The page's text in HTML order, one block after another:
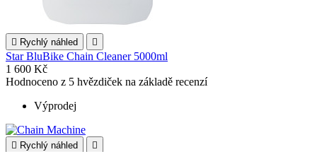
 Rychlý náhled 
Star BluBike Chain Cleaner 5000ml
1 600 Kč
Hodnoceno z 5 hvězdiček na základě recenzí
Výprodej
 Rychlý náhled 